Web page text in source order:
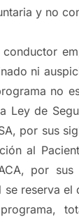
y no
ni
no
Ley de
por sus
al
por
se reserva